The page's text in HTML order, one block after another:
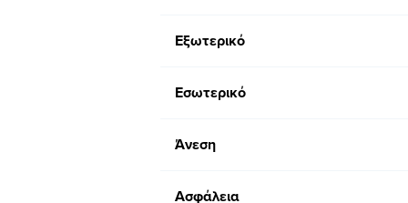
Εξωτερικό
Εσωτερικό
Άνεση
Ασφάλεια